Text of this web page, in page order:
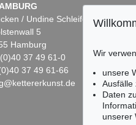
/ Undine Schleifer
5
Hamburg
37 49 61-0
37 49 61-66
Wir
unsere
Ausfälle
Daten
unserer